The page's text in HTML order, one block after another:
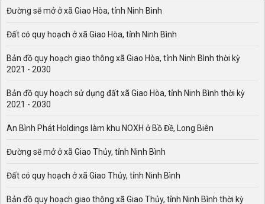
Đường sẽ mở ở xã Giao Hòa, tỉnh Ninh Bình
Đất có quy hoạch ở xã Giao Hòa, tỉnh Ninh Bình
Bản đồ quy hoạch giao thông xã Giao Hòa, tỉnh Ninh Bình thời kỳ
2021 - 2030
Bản đồ quy hoạch sử dụng đất xã Giao Hòa, tỉnh Ninh Bình thời kỳ
2021 - 2030
An Bình Phát Holdings làm khu NOXH ở Bồ Đề, Long Biên
Đường sẽ mở ở xã Giao Thủy, tỉnh Ninh Bình
Đất có quy hoạch ở xã Giao Thủy, tỉnh Ninh Bình
Bản đồ quy hoạch giao thông xã Giao Thủy, tỉnh Ninh Bình thời kỳ